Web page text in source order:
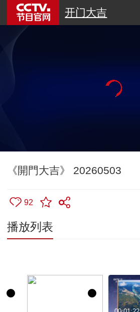
开门大吉
《開門大吉》 20260503
92
播放列表